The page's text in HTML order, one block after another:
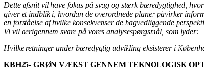
Dette afsnit vil have fokus på svag og stærk bæredygtighed,
giver et indblik i, hvordan de overordnede planer påvirker
en forståelse af hvilke konsekvenser de bagvedliggende
Vi vil derigennem svare på vores analysespørgsmål, som lyder:
Hvilke retninger under bæredygtig udvikling eksisterer i
KBH25- GRØN VÆKST GENNEM TEKNOLOGISK